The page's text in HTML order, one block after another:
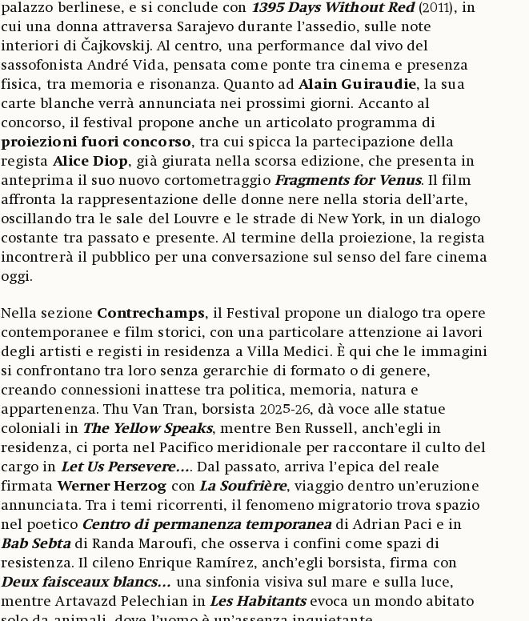
palazzo berlinese, e si conclude con 1395 Days Without Red (2011), in
cui una donna attraversa Sarajevo durante l’assedio, sulle note
interiori di Čajkovskij. Al centro, una performance dal vivo del
sassofonista André Vida, pensata come ponte tra cinema e presenza
fisica, tra memoria e risonanza. Quanto ad Alain Guiraudie, la sua
carte blanche verrà annunciata nei prossimi giorni. Accanto al
concorso, il festival propone anche un articolato programma di
proiezioni fuori concorso, tra cui spicca la partecipazione della
regista Alice Diop, già giurata nella scorsa edizione, che presenta in
anteprima il suo nuovo cortometraggio Fragments for Venus. Il film
affronta la rappresentazione delle donne nere nella storia dell’arte,
oscillando tra le sale del Louvre e le strade di New York, in un dialogo
costante tra passato e presente. Al termine della proiezione, la regista
incontrerà il pubblico per una conversazione sul senso del fare cinema
oggi.
Nella sezione Contrechamps, il Festival propone un dialogo tra opere
contemporanee e film storici, con una particolare attenzione ai lavori
degli artisti e registi in residenza a Villa Medici. È qui che le immagini
si confrontano tra loro senza gerarchie di formato o di genere,
creando connessioni inattese tra politica, memoria, natura e
appartenenza. Thu Van Tran, borsista 2025-26, dà voce alle statue
coloniali in The Yellow Speaks, mentre Ben Russell, anch’egli in
residenza, ci porta nel Pacifico meridionale per raccontare il culto del
cargo in Let Us Persevere…. Dal passato, arriva l’epica del reale
firmataWerner Herzog con La Soufrière, viaggio dentro un’eruzione
annunciata. Tra i temi ricorrenti, il fenomeno migratorio trova spazio
nel poetico Centro di permanenza temporaneadi Adrian Paci e in
Bab Sebtadi Randa Maroufi, che osserva i confini come spazi di
resistenza. Il cileno Enrique Ramírez, anch’egli borsista, firma con
Deux faisceaux blancs… una sinfonia visiva sul mare e sulla luce,
mentre Artavazd Pelechian inLes Habitants evoca un mondo abitato